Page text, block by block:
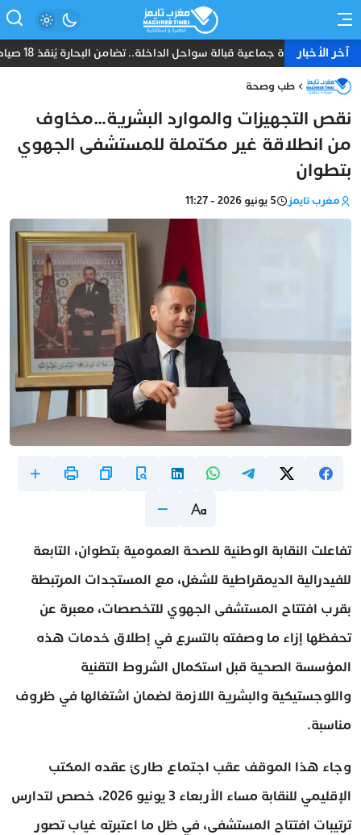
آخر الأخبارنجاة جماعية قبالة سواحل الداخلة.. تضامن البحارة يُنقذ 18 صياداً من غرق مركب “أمانة”
طب وصحة
نقص التجهيزات والموارد البشرية…مخاوف
من انطلاقة غير مكتملة للمستشفى الجهوي
بتطوان
مغرب تايمز 5 يونيو 2026 - 11:27
تفاعلت النقابة الوطنية للصحة العمومية بتطوان، التابعة
للفيدرالية الديمقراطية للشغل، مع المستجدات المرتبطة
بقرب افتتاح المستشفى الجهوي للتخصصات، معبرة عن
تحفظها إزاء ما وصفته بالتسرع في إطلاق خدمات هذه
المؤسسة الصحية قبل استكمال الشروط التقنية
واللوجستيكية والبشرية اللازمة لضمان اشتغالها في ظروف
مناسبة.
وجاء هذا الموقف عقب اجتماع طارئ عقده المكتب
الإقليمي للنقابة مساء الأربعاء 3 يونيو 2026، خصص لتدارس
ترتيبات افتتاح المستشفى، في ظل ما اعتبرته غياب تصور